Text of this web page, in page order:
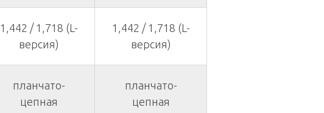
1,442 / 1,718 (L-
версия)
1,442 / 1,718 (L-
версия)
планчато-
цепная
планчато-
цепная